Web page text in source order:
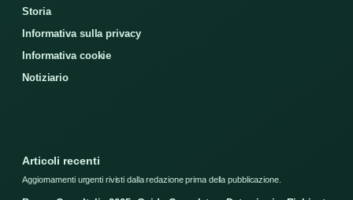
Storia
Informativa sulla privacy
Informativa cookie
Notiziario
Articoli recenti
Aggiornamenti urgenti rivisti dalla redazione prima della pubblicazione.